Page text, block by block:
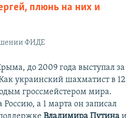
плюнь на них и
ФИДЕ
до 2009 года выступал за
украинский шахматист в 12
гроссмейстером мира.
Россию, а 1 марта он записал